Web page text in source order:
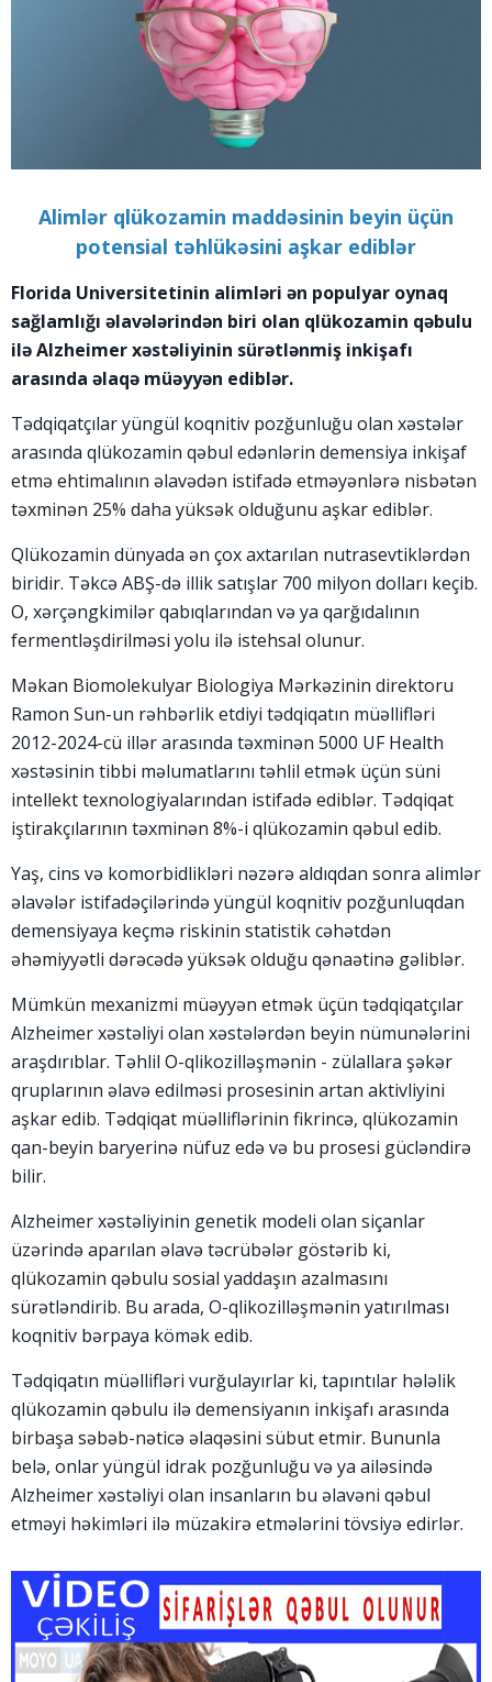
Alimlər qlükozamin maddəsinin beyin üçün
potensial təhlükəsini aşkar ediblər
Florida Universitetinin alimləri ən populyar oynaq
sağlamlığı əlavələrindən biri olan qlükozamin qəbulu
ilə Alzheimer xəstəliyinin sürətlənmiş inkişafı
arasında əlaqə müəyyən ediblər.
Tədqiqatçılar yüngül koqnitiv pozğunluğu olan xəstələr
arasında qlükozamin qəbul edənlərin demensiya inkişaf
etmə ehtimalının əlavədən istifadə etməyənlərə nisbətən
təxminən 25% daha yüksək olduğunu aşkar ediblər.
Qlükozamin dünyada ən çox axtarılan nutrasevtiklərdən
biridir. Təkcə ABŞ-də illik satışlar 700 milyon dolları keçib.
O, xərçəngkimilər qabıqlarından və ya qarğıdalının
fermentləşdirilməsi yolu ilə istehsal olunur.
Məkan Biomolekulyar Biologiya Mərkəzinin direktoru
Ramon Sun-un rəhbərlik etdiyi tədqiqatın müəllifləri
2012-2024-cü illər arasında təxminən 5000 UF Health
xəstəsinin tibbi məlumatlarını təhlil etmək üçün süni
intellekt texnologiyalarından istifadə ediblər. Tədqiqat
iştirakçılarının təxminən 8%-i qlükozamin qəbul edib.
Yaş, cins və komorbidlikləri nəzərə aldıqdan sonra alimlər
əlavələr istifadəçilərində yüngül koqnitiv pozğunluqdan
demensiyaya keçmə riskinin statistik cəhətdən
əhəmiyyətli dərəcədə yüksək olduğu qənaətinə gəliblər.
Mümkün mexanizmi müəyyən etmək üçün tədqiqatçılar
Alzheimer xəstəliyi olan xəstələrdən beyin nümunələrini
araşdırıblar. Təhlil O-qlikozilləşmənin - zülallara şəkər
qruplarının əlavə edilməsi prosesinin artan aktivliyini
aşkar edib. Tədqiqat müəlliflərinin fikrincə, qlükozamin
qan-beyin baryerinə nüfuz edə və bu prosesi gücləndirə
bilir.
Alzheimer xəstəliyinin genetik modeli olan siçanlar
üzərində aparılan əlavə təcrübələr göstərib ki,
qlükozamin qəbulu sosial yaddaşın azalmasını
sürətləndirib. Bu arada, O-qlikozilləşmənin yatırılması
koqnitiv bərpaya kömək edib.
Tədqiqatın müəllifləri vurğulayırlar ki, tapıntılar hələlik
qlükozamin qəbulu ilə demensiyanın inkişafı arasında
birbaşa səbəb-nəticə əlaqəsini sübut etmir. Bununla
belə, onlar yüngül idrak pozğunluğu və ya ailəsində
Alzheimer xəstəliyi olan insanların bu əlavəni qəbul
etməyi həkimləri ilə müzakirə etmələrini tövsiyə edirlər.